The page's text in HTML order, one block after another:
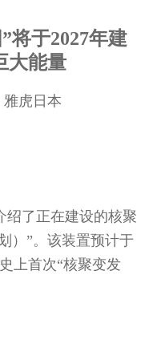
将于2027年建
大能量
雅虎日本
绍了正在建设的核聚
）”。该装置预计于
上首次“核聚变发